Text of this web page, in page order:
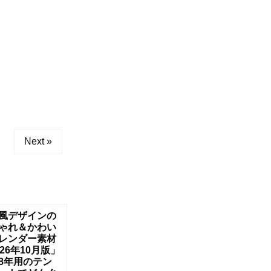
Next »
デザインの
れ＆かわい
ンダー素材
年10月版」
年用のテン